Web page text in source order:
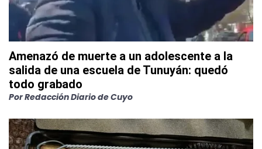
Amenazó de muerte a un adolescente a la
salida de una escuela de Tunuyán: quedó
todo grabado
PorRedacción Diario de Cuyo